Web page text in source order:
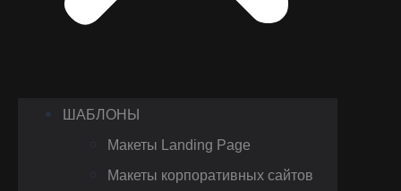
ШАБЛОНЫ
Макеты Landing Page
Макеты корпоративных сайтов